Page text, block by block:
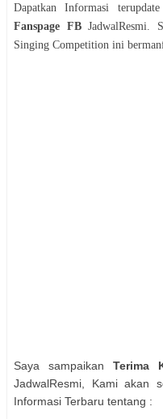
Dapatkan Informasi
Fanspage FBJadwalResmi.
Singing Competition ini
Saya sampaikan Terima
JadwalResmi, Kami akan
Informasi Terbaru tentang :